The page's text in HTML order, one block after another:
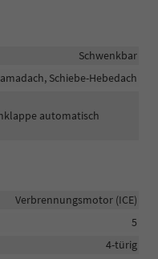
Schwenkbar
Schiebe-Hebedach
automatisch
Verbrennungsmotor (ICE)
5
4-türig